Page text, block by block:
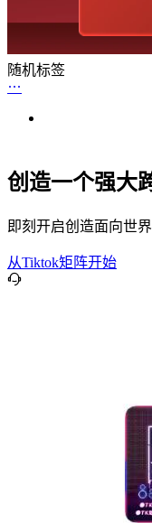
随机标签
创造一个强大
即刻开启创造面向世
从Tiktok矩阵开始